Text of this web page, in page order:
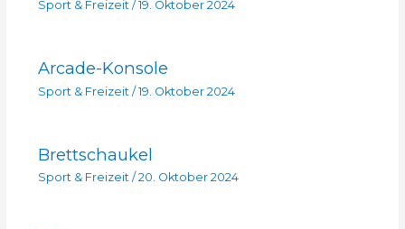
Sport & Freizeit /19. Oktober 2024
Arcade-Konsole
Sport & Freizeit /19. Oktober 2024
Brettschaukel
Sport & Freizeit/ 20. Oktober 2024